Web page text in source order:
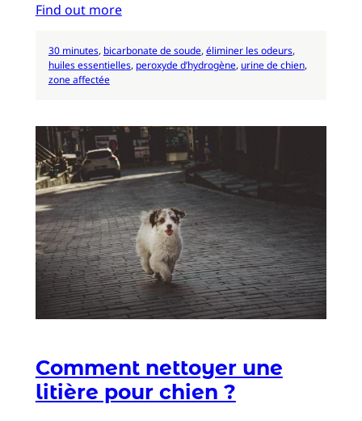
Find out more
30 minutes, bicarbonate de soude, éliminer les odeurs
huiles essentielles, peroxyde d’hydrogène, urine de chien
zone affectée
Comment nettoyer une
litière pour chien ?